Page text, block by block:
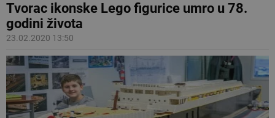
Tvorac ikonske Lego figurice umro u 78.
godini života
23.02.2020 13:50